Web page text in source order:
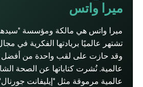
ميرا واتس
ميرا واتس هي مالكة ومؤسسة "سيدهي
تشتهر عالميًا بريادتها الفكرية في
عالمية. نُشرت كتاباتها عن الصحة
عالمية مرموقة مثل "إيليفانت